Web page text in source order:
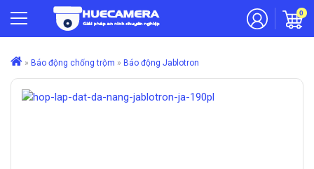
0
» Báo động chống trộm » Báo động Jablotron